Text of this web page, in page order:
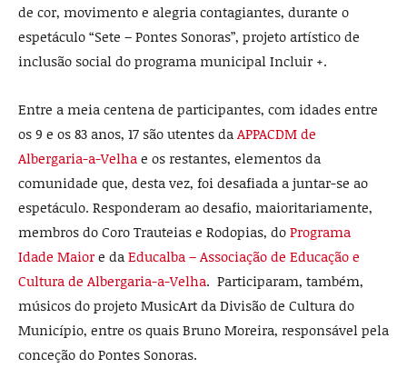
de cor, movimento e alegria contagiantes, durante o
espetáculo “Sete – Pontes Sonoras”, projeto artístico de
inclusão social do programa municipal Incluir +.
Entre a meia centena de participantes, com idades entre
os 9 e os 83 anos, 17 são utentes da APPACDM de
Albergaria-a-Velha e os restantes, elementos da
comunidade que, desta vez, foi desafiada a juntar-se ao
espetáculo. Responderam ao desafio, maioritariamente,
membros do Coro Trauteias e Rodopias, do Programa
Idade Maior e da Educalba – Associação de Educação e
Cultura de Albergaria-a-Velha. Participaram, também,
músicos do projeto MusicArt da Divisão de Cultura do
Município, entre os quais Bruno Moreira, responsável pela
conceção do Pontes Sonoras.